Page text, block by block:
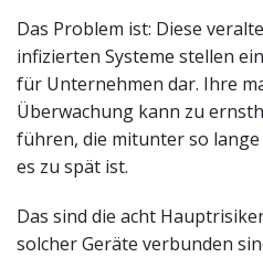
Das Problem ist: Diese
infizierten Systeme stellen
für Unternehmen dar. Ihre
Überwachung kann zu
führen, die mitunter so
es zu spät ist.
Das sind die acht
solcher Geräte verbunden